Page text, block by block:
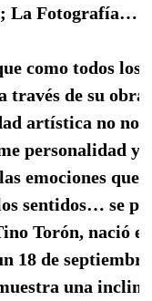
La Fotografía…
como todos los
través de su obra
artística no nos
personalidad y
emociones que
sentidos… se
Torón, nació
18 de
una